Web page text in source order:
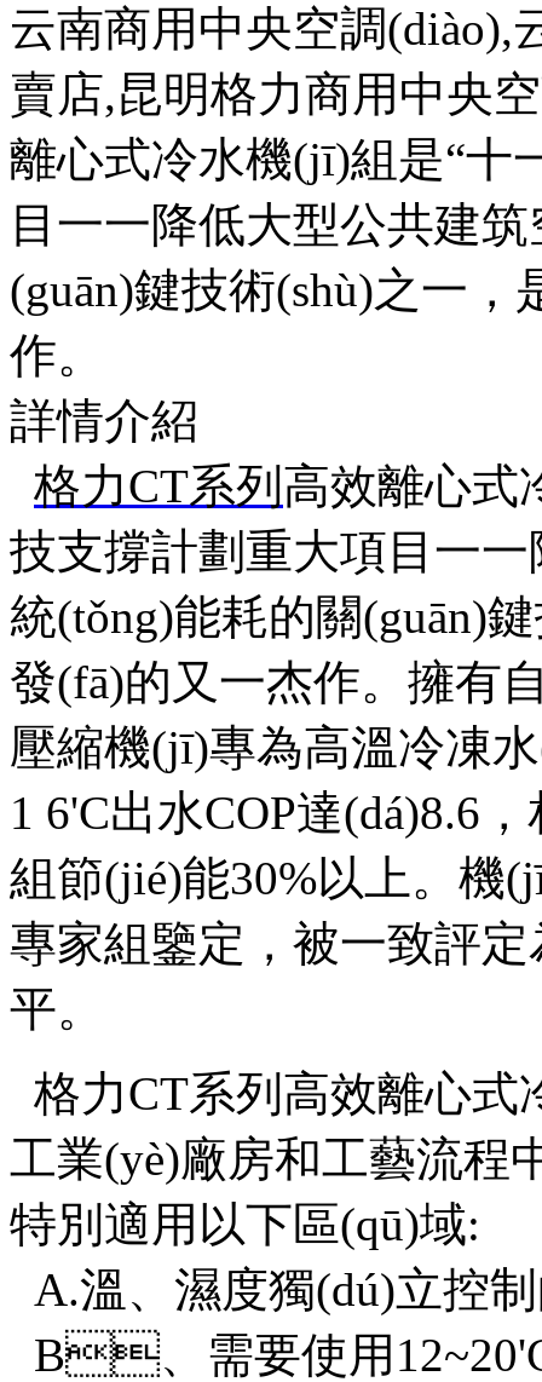
云南商用中央空調(diào),
賣店,昆明格力商用中央
離心式冷水機(jī)組是“十
目一一降低大型公共建
(guān)鍵技術(shù)之一
作。
詳情介紹
格力CT系列 高效離心式
技支撐計劃重大項目一
統(tǒng)能耗的關(guān)鍵
發(fā)的又一杰作。擁有
壓縮機(jī)專為高溫冷凍水
1 6'C出水COP達(dá)8.6
組節(jié)能30%以上。機
專家組鑒定，被一致評
平。
格力CT系列高效離心式
工業(yè)廠房和工藝流程
特別適用以下區(qū)域:
A.溫、濕度獨(dú)立控
B、需要使用